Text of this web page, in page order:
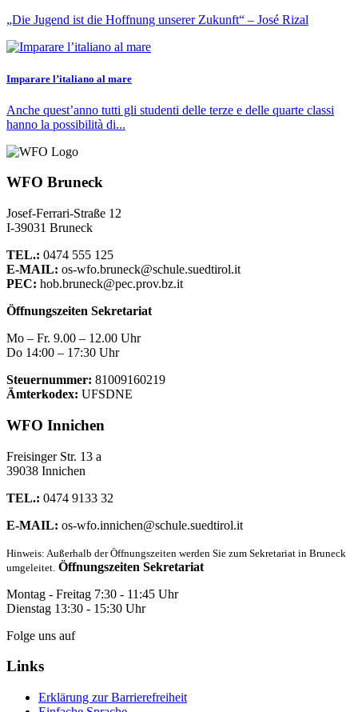
„Die Jugend ist die Hoffnung unserer Zukunft“ – José Rizal
Imparare l’italiano al mare
Anche quest’anno tutti gli studenti delle terze e delle quarte classi
hanno la possibilità di...
WFO Bruneck
Josef-Ferrari-Straße 12
I-39031 Bruneck
TEL.: 0474 555 125
E-MAIL: os-wfo.bruneck@schule.suedtirol.it
PEC: hob.bruneck@pec.prov.bz.it
Öffnungszeiten Sekretariat
Mo – Fr. 9.00 – 12.00 Uhr
Do 14:00 – 17:30 Uhr
Steuernummer: 81009160219
Ämterkodex: UFSDNE
WFO Innichen
Freisinger Str. 13 a
39038 Innichen
TEL.: 0474 9133 32
E-MAIL: os-wfo.innichen@schule.suedtirol.it
Hinweis: Außerhalb der Öffnungszeiten werden Sie zum Sekretariat in Bruneck
umgeleitet. Öffnungszeiten Sekretariat
Montag - Freitag 7:30 - 11:45 Uhr
Dienstag 13:30 - 15:30 Uhr
Folge uns auf
Links
Erklärung zur Barrierefreiheit